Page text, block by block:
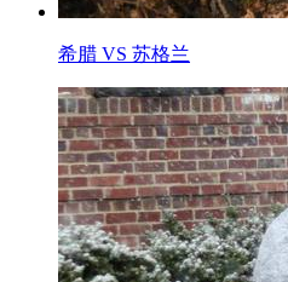
希腊 VS 苏格兰